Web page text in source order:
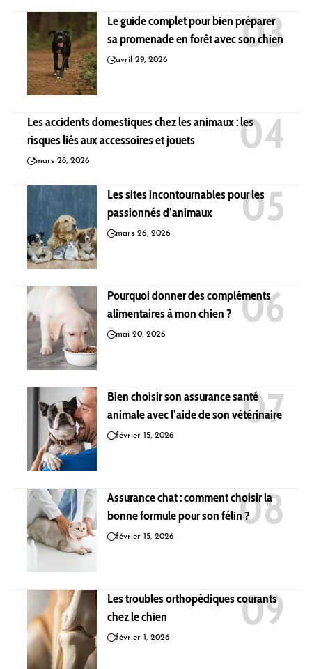
Le guide complet pour bien préparer
sa promenade en forêt avec son chien
avril 29, 2026
Les accidents domestiques chez les animaux : les
risques liés aux accessoires et jouets
mars 28, 2026
Les sites incontournables pour les
passionnés d’animaux
mars 26, 2026
Pourquoi donner des compléments
alimentaires à mon chien ?
mai 20, 2026
Bien choisir son assurance santé
animale avec l’aide de son vétérinaire
février 15, 2026
Assurance chat : comment choisir la
bonne formule pour son félin ?
février 15, 2026
Les troubles orthopédiques courants
chez le chien
février 1, 2026